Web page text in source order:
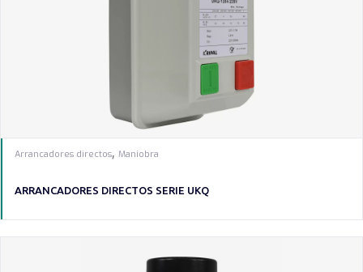
Arrancadores directos, Maniobra
ARRANCADORES DIRECTOS SERIE UKQ